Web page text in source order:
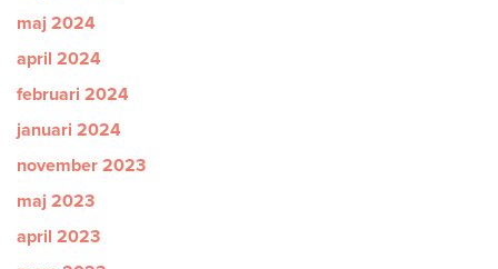
maj 2024
april 2024
februari 2024
januari 2024
november 2023
maj 2023
april 2023